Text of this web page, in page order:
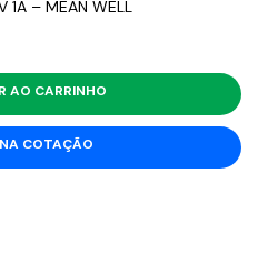
– MEAN WELL
AO CARRINHO
COTAÇÃO